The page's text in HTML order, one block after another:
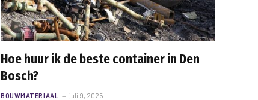
Hoe huur ik de beste container in Den
Bosch?
BOUWMATERIAAL juli 9, 2025